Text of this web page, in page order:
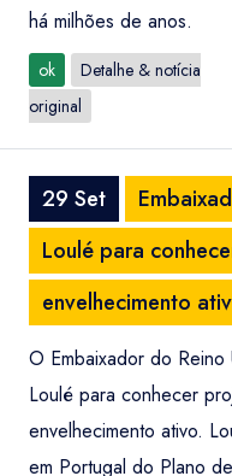
há milhões de anos.
ok
Detalhe & notícia
original
29 Set
Loulé para
envelhecimento
O Embaixador do Reino
Loulé para conhecer
envelhecimento ativo.
em Portugal do Plano